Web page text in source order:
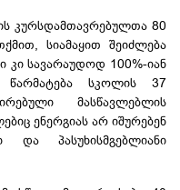
კურსდამთავრებულთა 80
სიამაყით შეიძლება
კი სავარაუდოდ 100%-იან
წარმატება სკოლის 37
მასწავლებლის
ენერგიას არ იშურებენ
პასუხისმგებლიანი